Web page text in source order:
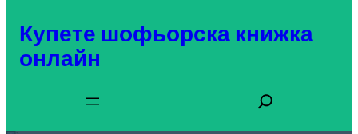
Купете шофьорска книжка
онлайн